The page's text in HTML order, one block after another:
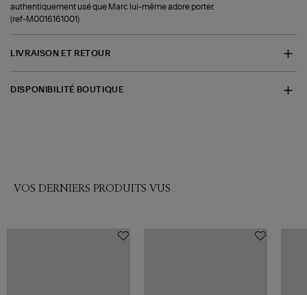
authentiquement usé que Marc lui-même adore porter.
(ref-M0016161001)
LIVRAISON ET RETOUR
DISPONIBILITÉ BOUTIQUE
VOS DERNIERS PRODUITS VUS